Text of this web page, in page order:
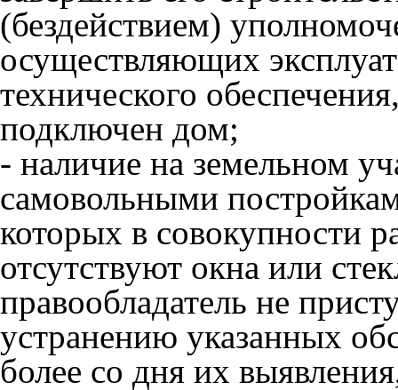
(бездействием)
осуществляющих
технического
подключен дом;
- наличие на земельном
самовольными
которых в совокупности
отсутствуют окна или
правообладатель не
устранению указанных
более со дня их